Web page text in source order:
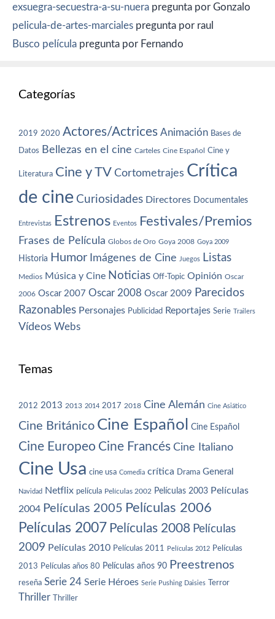
exsuegra-secuestra-a-su-nuera pregunta por Gonzalo
pelicula-de-artes-marciales pregunta por raul
Busco película pregunta por Fernando
Categorías
2019 2020 Actores/Actrices Animación Bases de
Datos Bellezas en el cine Carteles Cine Español Cine y
Literatura Cine y TV Cortometrajes Crítica
de cine Curiosidades Directores Documentales
Entrevistas Estrenos Eventos Festivales/Premios
Frases de Película Globos de Oro Goya 2008 Goya 2009
Historia Humor Imágenes de Cine Juegos Listas
Medios Música y Cine Noticias Off-Topic Opinión Oscar
2006 Oscar 2007 Oscar 2008 Oscar 2009 Parecidos
Razonables Personajes Publicidad Reportajes Serie Trailers
Vídeos Webs
Temas
2012 2013 2013 2014 2017 2018 Cine Alemán Cine Asiático
Cine Británico Cine Español Cine Español
Cine Europeo Cine Francés Cine Italiano
Cine Usa cine usa Comedia crítica Drama General
Navidad Netflix película Películas 2002 Películas 2003 Películas
2004 Películas 2005 Películas 2006
Películas 2007 Películas 2008 Películas
2009 Películas 2010 Películas 2011 Películas 2012 Películas
2013 Películas años 80 Películas años 90 Preestrenos
reseña Serie 24 Serie Héroes Serie Pushing Daisies Terror
Thriller Thriller